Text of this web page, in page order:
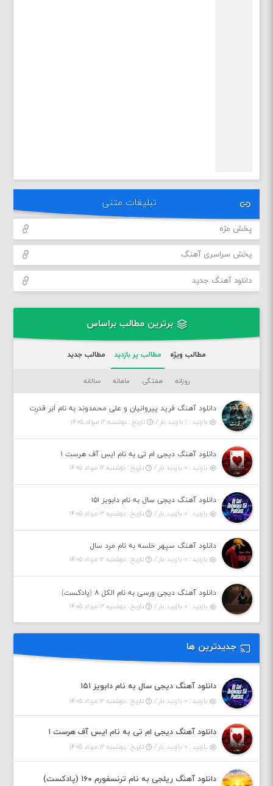
تبلیغات متنی
پخش مژه
پخش سراسری آهنگ
دانلود آهنگ جدید
برترین مطالب براساس
مطالب ویژه مطالب پر بازدید مطالب جدید
روزانه هفتگی ماهانه سالانه
دانلود آهنگ فرید پیروانیان و علی محمدوند به نام اَبَر قدرت
بازدید : ۱ بازدید بار /
تاریخ : دوشنبه ۱۲ مرداد ۱۴۰۵
دانلود آهنگ دیجی ام تی به نام ایس آف هرست ۱
بازدید : ۰ بازدید بار /
تاریخ : دوشنبه ۱۲ مرداد ۱۴۰۵
دانلود آهنگ دیجی سال به نام دابویز ۱۵۱
بازدید : ۰ بازدید بار /
تاریخ : دوشنبه ۱۲ مرداد ۱۴۰۵
دانلود آهنگ سپهر خلسه به نام مرد سال
بازدید : ۰ بازدید بار /
تاریخ : دوشنبه ۱۲ مرداد ۱۴۰۵
دانلود آهنگ دیجی ورسی به نام الکل ۸ (پادکست)
بازدید : ۰ بازدید بار /
تاریخ : دوشنبه ۱۲ مرداد ۱۴۰۵
جدیدترین ها
دانلود آهنگ دیجی سال به نام دابویز ۱۵۱
بازدید : ۰ بازدید بار / تاریخ : دوشنبه ۱۲ مرداد ۱۴۰۵
دانلود آهنگ دیجی ام تی به نام ایس آف هرست ۱
بازدید : ۰ بازدید بار / تاریخ : دوشنبه ۱۲ مرداد ۱۴۰۵
دانلود آهنگ ریلجی به نام ترنسفورم ۱۶۰ (پادکست)